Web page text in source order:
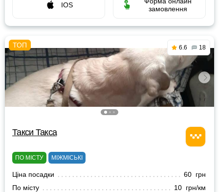
IOS
замовлення
6.6 18
Такси Такса
ПО МІСТУ МІЖМІСЬКІ
Ціна посадки
60 грн
По місту
10 грн/км